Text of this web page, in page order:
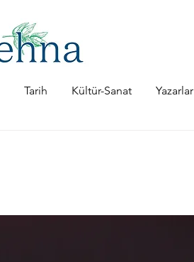
Tarih Kültür-Sanat Yazarlar